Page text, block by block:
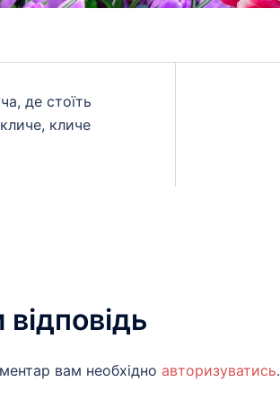
де стоїть
кличе
вам необхідно авторизуватись.